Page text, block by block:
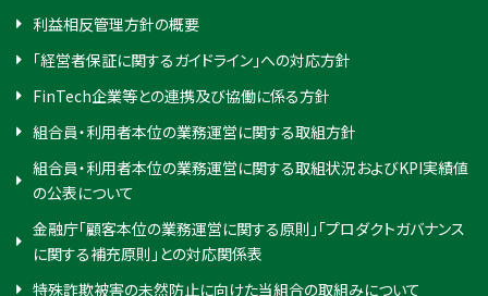
利益相反管理方針の概要
「経営者保証に関するガイドライン」への対応方針
FinTech企業等との連携及び協働に係る方針
組合員・利用者本位の業務運営に関する取組方針
組合員・利用者本位の業務運営に関する取組状況およびKPI実績値
の公表について
金融庁「顧客本位の業務運営に関する原則」「プロダクトガバナンス
に関する補充原則」との対応関係表
特殊詐欺被害の未然防止に向けた当組合の取組みについて